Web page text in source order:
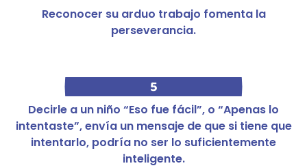
Reconocer su arduo trabajo fomenta la
perseverancia.
5
Decirle a un niño “Eso fue fácil”, o “Apenas lo
intentaste”, envía un mensaje de que si tiene que
intentarlo, podría no ser lo suficientemente
inteligente.